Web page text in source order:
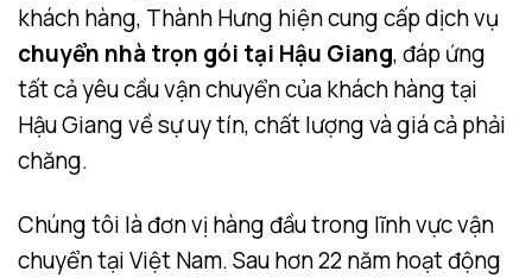
khách hàng, Thành Hưng hiện cung cấp dịch vụ
chuyển nhà trọn gói tại Hậu Giang, đáp ứng
tất cả yêu cầu vận chuyển của khách hàng tại
Hậu Giang về sự uy tín, chất lượng và giá cả phải
chăng.
Chúng tôi là đơn vị hàng đầu trong lĩnh vực vận
chuyển tại Việt Nam. Sau hơn 22 năm hoạt động